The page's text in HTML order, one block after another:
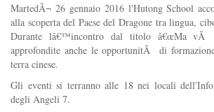
MartedÃ¬ 26 gennaio 2016 l'Hutong School
alla scoperta del Paese del Dragone tra lingua,
Durante lâ€™incontro dal titolo â€œMa vÃ
approfondite anche le opportunitÃ di
terra cinese.
Gli eventi si terranno alle 18 nei locali
degli Angeli 7.